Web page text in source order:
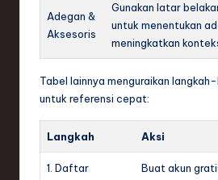
Adegan &
Aksesoris
Gunakan latar
untuk menentukan
meningkatkan
Tabel lainnya menguraikan
untuk referensi cepat:
Langkah Aksi
1. Daftar Buat akun